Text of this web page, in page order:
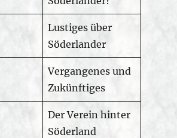
Lustiges über
Söderlander
Vergangenes und
Zukünftiges
Der Verein hinter
Söderland